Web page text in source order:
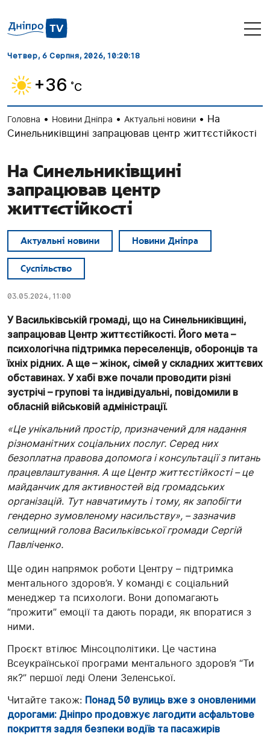
Четвер, 6 Серпня, 2026, 10:20:19
+36 ˚C
Головна • Новини Дніпра • Актуальні новини • На
Синельниківщині запрацював центр життєстійкості
На Синельниківщині
запрацював центр
життєстійкості
Актуальні новини Новини Дніпра
Суспільство
03.05.2024, 11:00
У Васильківській громаді, що на Синельниківщині,
запрацював Центр життєстійкості. Його мета –
психологічна підтримка переселенців, оборонців та
їхніх рідних. А ще – жінок, сімей у складних життєвих
обставинах. У хабі вже почали проводити різні
зустрічі – групові та індивідуальні, повідомили в
обласній військовій адміністрації.
«Це унікальний простір, призначений для надання
різноманітних соціальних послуг. Серед них
безоплатна правова допомога і консультації з питань
працевлаштування. А ще Центр життєстійкості – це
майданчик для активностей від громадських
організацій. Тут навчатимуть і тому, як запобігти
гендерно зумовленому насильству», – зазначив
селищний голова Васильківської громади Сергій
Павліченко.
Ще один напрямок роботи Центру – підтримка
ментального здоров’я. У команді є соціальний
менеджер та психологи. Вони допомагають
“прожити” емоції та дають поради, як впоратися з
ними.
Проєкт втілює Мінсоцполітики. Це частина
Всеукраїнської програми ментального здоров’я “Ти
як?” першої леді Олени Зеленської.
Читайте також: Понад 50 вулиць вже з оновленими
дорогами: Дніпро продовжує лагодити асфальтове
покриття задля безпеки водіїв та пасажирів